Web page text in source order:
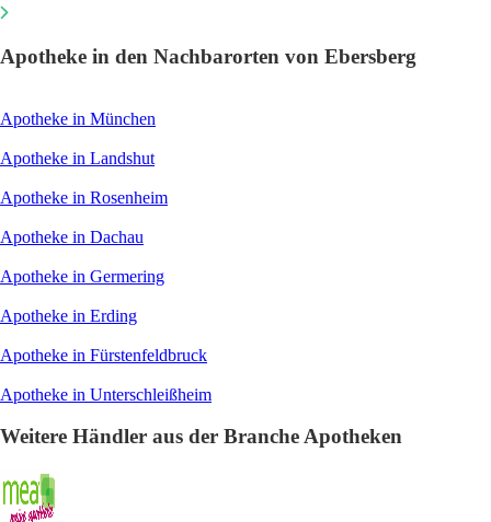
Apotheke in den Nachbarorten von Ebersberg
Apotheke in München
Apotheke in Landshut
Apotheke in Rosenheim
Apotheke in Dachau
Apotheke in Germering
Apotheke in Erding
Apotheke in Fürstenfeldbruck
Apotheke in Unterschleißheim
Weitere Händler aus der Branche Apotheken